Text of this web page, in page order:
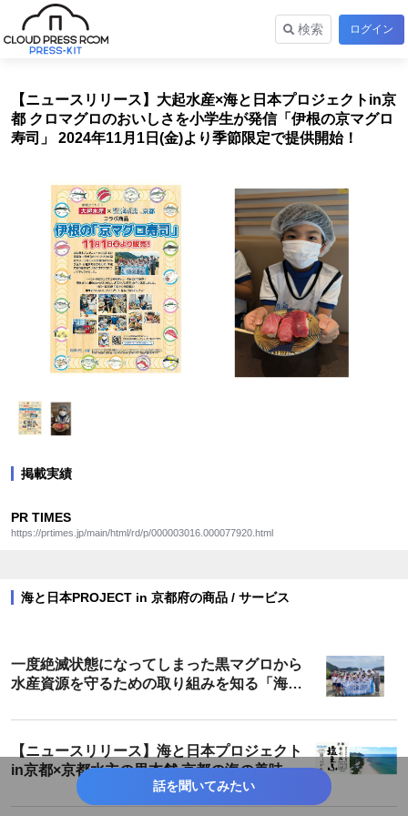
検索 ログイン
【ニュースリリース】大起水産×海と日本プロジェクトin京
都 クロマグロのおいしさを小学生が発信「伊根の京マグロ
寿司」 2024年11月1日(金)より季節限定で提供開始！
掲載実績
PR TIMES
https://prtimes.jp/main/html/rd/p/000003016.000077920.html
海と日本PROJECT in 京都府の商品 / サービス
一度絶滅状態になってしまった黒マグロから
水産資源を守るための取り組みを知る「海の
～」を開催しました！
【ニュースリリース】海と日本プロジェクト
in京都×京都水主の里本舗 京都の海の美味し
さが詰まった京とうふ話を聞いてみたい